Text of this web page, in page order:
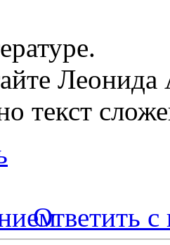
Леонида
текст
Ответить с